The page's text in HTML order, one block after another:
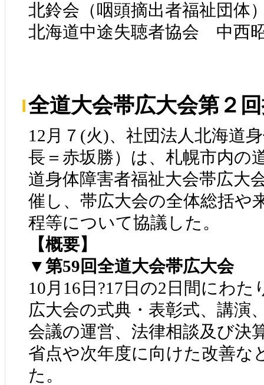
北鈴会（咽頭摘出者福祉団体
北海道中途失聴者協会 中西
全道大会帯広大会第２
12月７(火)、社団法人北海道
長＝赤坂勝）は、札幌市内の
道身体障害者福祉大会帯広大
催し、帯広大会の全体総括や
程等について協議した。
【概要】
▼第59回全道大会帯広大会
10月16日?17日の2日間にわ
広大会の式典・表彰式、講演
会議の運営、法律相談及び決
省点や次年度に向けた改善な
た。